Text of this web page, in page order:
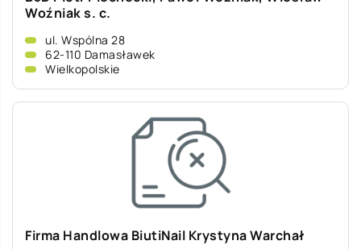
Woźniak s. c.
ul. Wspólna 28
62-110 Damasławek
Wielkopolskie
Firma Handlowa BiutiNail Krystyna Warchał